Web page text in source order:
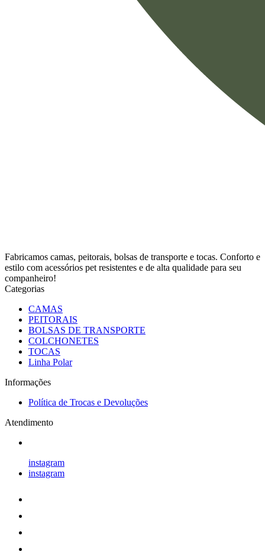
Fabricamos camas, peitorais, bolsas de transporte e tocas. Conforto e
estilo com acessórios pet resistentes e de alta qualidade para seu
companheiro!
Categorias
CAMAS
PEITORAIS
BOLSAS DE TRANSPORTE
COLCHONETES
TOCAS
Linha Polar
Informações
Política de Trocas e Devoluções
Atendimento
instagram
instagram